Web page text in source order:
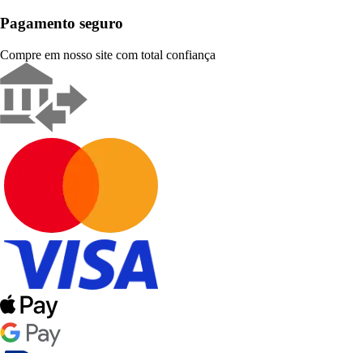
Pagamento seguro
Compre em nosso site com total confiança